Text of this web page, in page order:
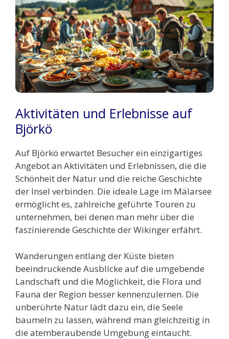
Aktivitäten und Erlebnisse auf
Björkö
Auf Björkö erwartet Besucher ein einzigartiges
Angebot an Aktivitäten und Erlebnissen, die die
Schönheit der Natur und die reiche Geschichte
der Insel verbinden. Die ideale Lage im Mälarsee
ermöglicht es, zahlreiche geführte Touren zu
unternehmen, bei denen man mehr über die
faszinierende Geschichte der Wikinger erfährt.
Wanderungen entlang der Küste bieten
beeindruckende Ausblicke auf die umgebende
Landschaft und die Möglichkeit, die Flora und
Fauna der Region besser kennenzulernen. Die
unberührte Natur lädt dazu ein, die Seele
baumeln zu lassen, während man gleichzeitig in
die atemberaubende Umgebung eintaucht.